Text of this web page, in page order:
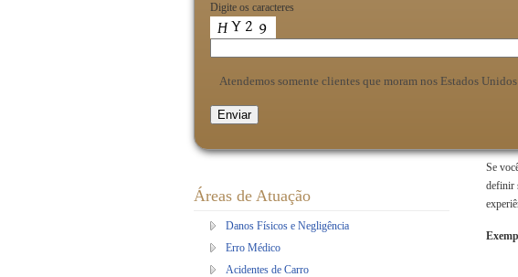
isso,
As
Se
definir
Digite os caracteres
Atendemos somente clientes que moram nos Estados Unidos
Áreas de Atuação
Danos Físicos e Negligência
Erro Médico
Acidentes de Carro